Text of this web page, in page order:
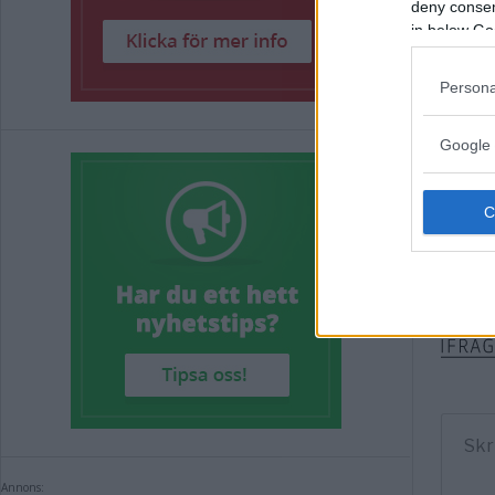
deny
in below
Google
Annons: